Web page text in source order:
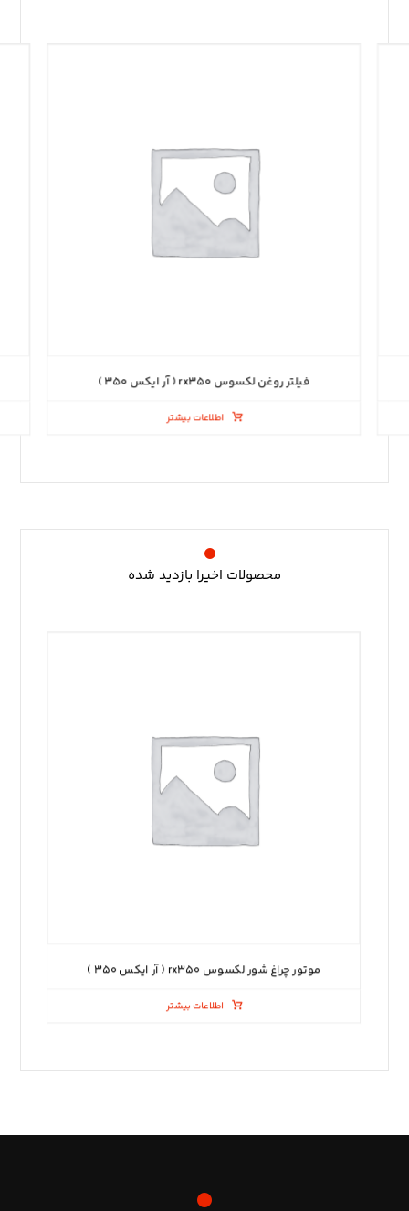
فیلتر روغن لکسوس rx۳۵۰ ( آر ایکس ۳۵۰ )
اطلاعات بیشتر
محصولات اخیرا بازدید شده
موتور چراغ شور لکسوس rx۳۵۰ ( آر ایکس ۳۵۰ )
اطلاعات بیشتر